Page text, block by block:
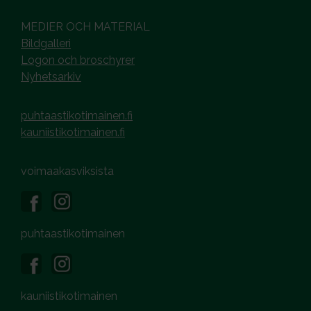
MEDIER OCH MATERIAL
Bildgalleri
Logon och broschyrer
Nyhetsarkiv
puhtaastikotimainen.fi
kauniistikotimainen.fi
voimaakasviksista
puhtaastikotimainen
kauniistikotimainen